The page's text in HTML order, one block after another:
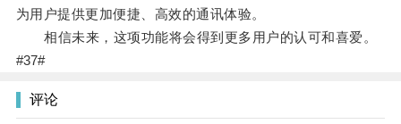
为用户提供更加便捷、高效的通讯体验。
相信未来，这项功能将会得到更多用户的认可和喜爱。
#37#
评论